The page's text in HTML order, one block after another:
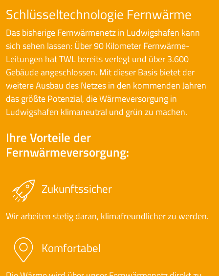
Schlüsseltechnologie Fernwärme
Das bisherige Fernwärmenetz in Ludwigshafen kann
sich sehen lassen: Über 90 Kilometer Fernwärme-
Leitungen hat TWL bereits verlegt und über 3.600
Gebäude angeschlossen. Mit dieser Basis bietet der
weitere Ausbau des Netzes in den kommenden Jahren
das größte Potenzial, die Wärmeversorgung in
Ludwigshafen klimaneutral und grün zu machen.
Ihre Vorteile der
Fernwärmeversorgung:
Zukunftssicher
Wir arbeiten stetig daran, klimafreundlicher zu werden.
Komfortabel